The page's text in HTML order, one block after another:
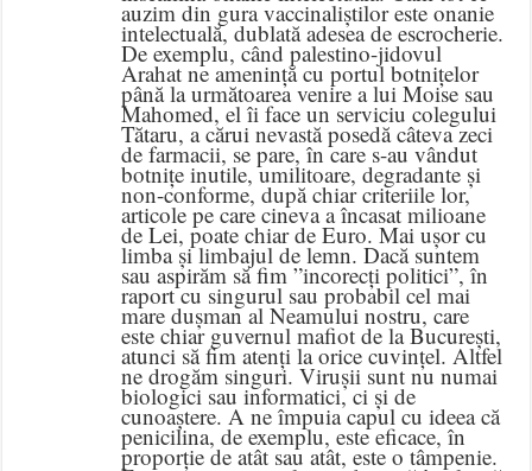
auzim din gura vaccinaliștilor este onanie
intelectuală, dublată adesea de escrocherie.
De exemplu, când palestino-jidovul
Arahat ne amenință cu portul botnițelor
până la următoarea venire a lui Moise sau
Mahomed, el îi face un serviciu colegului
Tătaru, a cărui nevastă posedă câteva zeci
de farmacii, se pare, în care s-au vândut
botnițe inutile, umilitoare, degradante și
non-conforme, după chiar criteriile lor,
articole pe care cineva a încasat milioane
de Lei, poate chiar de Euro. Mai ușor cu
limba și limbajul de lemn. Dacă suntem
sau aspirăm să fim ”incorecți politici”, în
raport cu singurul sau probabil cel mai
mare dușman al Neamului nostru, care
este chiar guvernul mafiot de la București,
atunci să fim atenți la orice cuvințel. Altfel
ne drogăm singuri. Virușii sunt nu numai
biologici sau informatici, ci și de
cunoaștere. A ne împuia capul cu ideea că
penicilina, de exemplu, este eficace, în
proporție de atât sau atât, este o tâmpenie.